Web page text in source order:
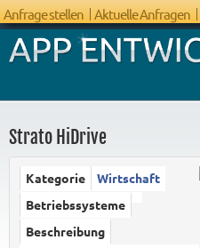
Anfrage stellen Aktuelle Anfragen
Strato HiDrive
Kategorie
Wirtschaft
Betriebssysteme
Beschreibung